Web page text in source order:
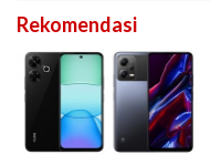
Rekomendasi